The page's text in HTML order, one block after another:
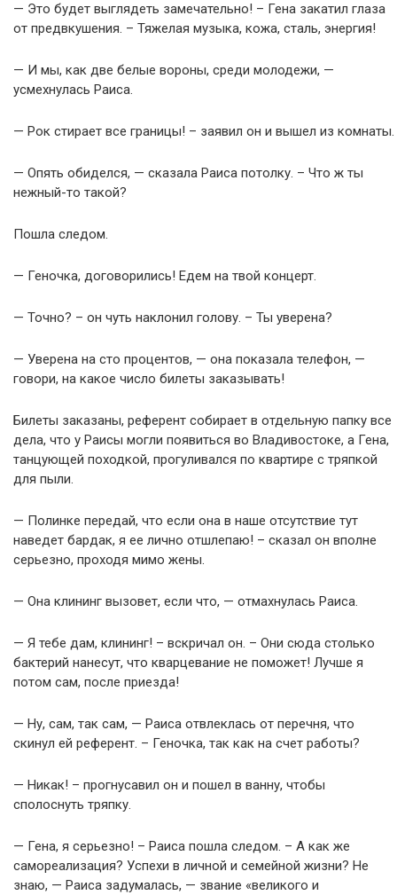
— Это будет выглядеть замечательно! – Гена закатил глаза
от предвкушения. – Тяжелая музыка, кожа, сталь, энергия!
— И мы, как две белые вороны, среди молодежи, —
усмехнулась Раиса.
— Рок стирает все границы! – заявил он и вышел из комнаты.
— Опять обиделся, — сказала Раиса потолку. – Что ж ты
нежный-то такой?
Пошла следом.
— Геночка, договорились! Едем на твой концерт.
— Точно? – он чуть наклонил голову. – Ты уверена?
— Уверена на сто процентов, — она показала телефон, —
говори, на какое число билеты заказывать!
Билеты заказаны, референт собирает в отдельную папку все
дела, что у Раисы могли появиться во Владивостоке, а Гена,
танцующей походкой, прогуливался по квартире с тряпкой
для пыли.
— Полинке передай, что если она в наше отсутствие тут
наведет бардак, я ее лично отшлепаю! – сказал он вполне
серьезно, проходя мимо жены.
— Она клининг вызовет, если что, — отмахнулась Раиса.
— Я тебе дам, клининг! – вскричал он. – Они сюда столько
бактерий нанесут, что кварцевание не поможет! Лучше я
потом сам, после приезда!
— Ну, сам, так сам, — Раиса отвлеклась от перечня, что
скинул ей референт. – Геночка, так как на счет работы?
— Никак! – прогнусавил он и пошел в ванну, чтобы
сполоснуть тряпку.
— Гена, я серьезно! – Раиса пошла следом. – А как же
самореализация? Успехи в личной и семейной жизни? Не
знаю, — Раиса задумалась, — звание «великого и